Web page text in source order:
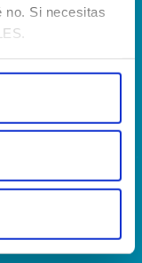
no. Si necesitas